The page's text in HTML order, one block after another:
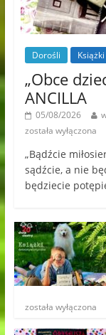
Dorośli Książki
„Obce
ANCILLA
05/08/2026
została wyłączona
„Bądźcie
sądźcie, a nie
będziecie
została wyłączona